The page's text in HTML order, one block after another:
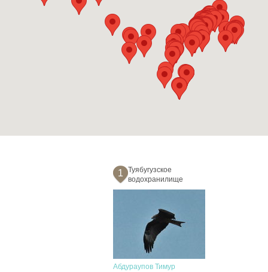
1
Туябугузское
водохранилище
Абдураупов Тимур